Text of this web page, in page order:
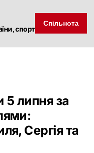
спорт
Спільнота
5 липня за
Сергія та